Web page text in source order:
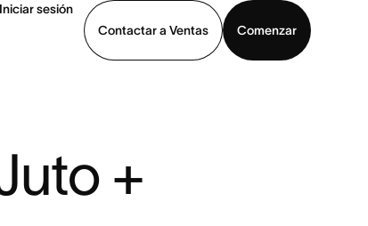
Iniciar sesión
Contactar a Ventas
Comenzar
+